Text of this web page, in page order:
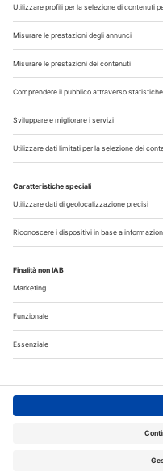
Chi Siamo
Privacy
©2026 Edra S.p.a |
20134 Milano (Italy)
5/05/2022